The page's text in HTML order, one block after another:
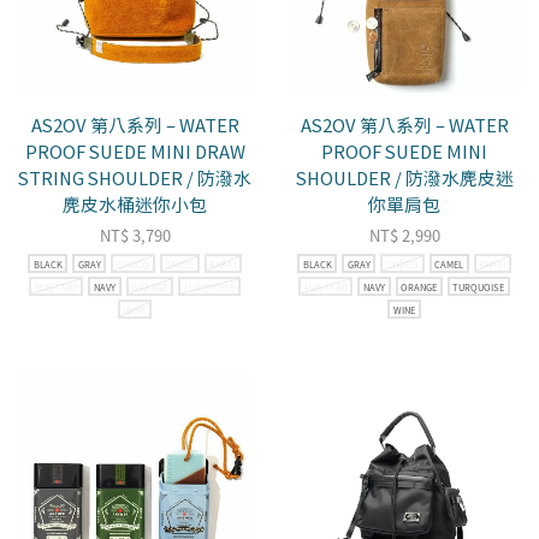
AS2OV 第八系列 – WATER
PROOF SUEDE MINI DRAW
STRING SHOULDER / 防潑水
麂皮水桶迷你小包
NT$3,790
BLACK GRAY CHOCO CAMEL
KHAKI
MUSTARD
NAVY ORANGE
TURQUOISE
WINE
AS2OV 第八系列 – WATER
PROOF SUEDE MINI
SHOULDER / 防潑水麂皮迷
你單肩包
NT$2,990
BLACK GRAY CHOCO CAMEL
KHAKI
MUSTARD
NAVY ORANGE
TURQUOISE
WINE